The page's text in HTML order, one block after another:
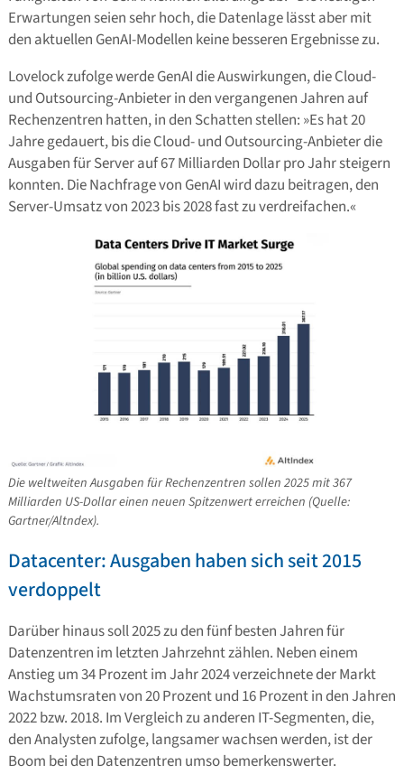
Erwartungen seien sehr hoch, die Datenlage lässt aber mit
den aktuellen GenAI-Modellen keine besseren Ergebnisse zu.
Lovelock zufolge werde GenAI die Auswirkungen, die Cloud-
und Outsourcing-Anbieter in den vergangenen Jahren auf
Rechenzentren hatten, in den Schatten stellen: »Es hat 20
Jahre gedauert, bis die Cloud- und Outsourcing-Anbieter die
Ausgaben für Server auf 67 Milliarden Dollar pro Jahr steigern
konnten. Die Nachfrage von GenAI wird dazu beitragen, den
Server-Umsatz von 2023 bis 2028 fast zu verdreifachen.«
Die weltweiten Ausgaben für Rechenzentren sollen 2025 mit 367
Milliarden US-Dollar einen neuen Spitzenwert erreichen (Quelle:
Gartner/Altndex).
Datacenter: Ausgaben haben sich seit 2015
verdoppelt
Darüber hinaus soll 2025 zu den fünf besten Jahren für
Datenzentren im letzten Jahrzehnt zählen. Neben einem
Anstieg um 34 Prozent im Jahr 2024 verzeichnete der Markt
Wachstumsraten von 20 Prozent und 16 Prozent in den Jahren
2022 bzw. 2018. Im Vergleich zu anderen IT-Segmenten, die,
den Analysten zufolge, langsamer wachsen werden, ist der
Boom bei den Datenzentren umso bemerkenswerter.